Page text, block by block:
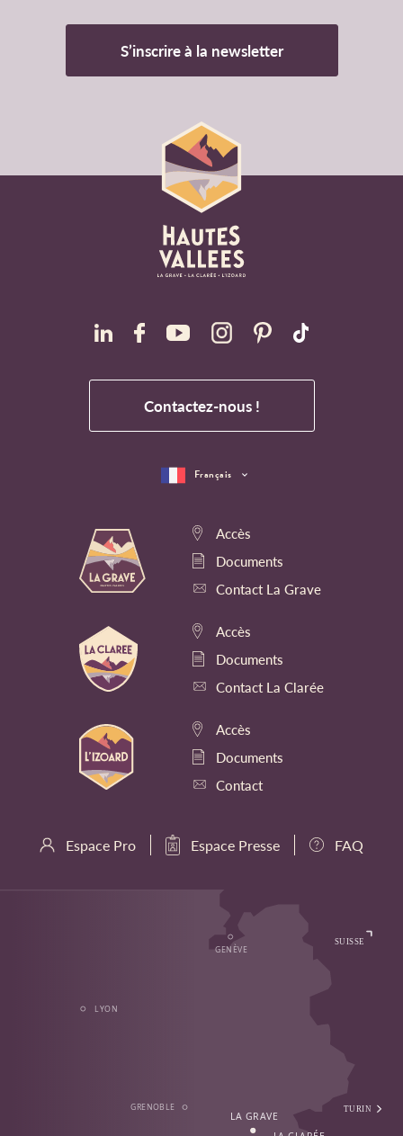
S’inscrire à la newsletter
Contactez-nous !
Accès
Documents
Contact La Grave
Accès
Documents
Contact La Clarée
Accès
Documents
Contact
Espace Pro Espace Presse FAQ
Français